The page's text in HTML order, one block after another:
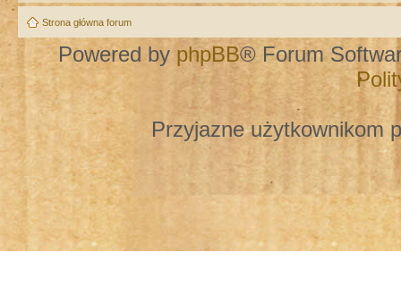
Strona główna forum
Powered by phpBB® Forum
Przyjazne użytkownikom